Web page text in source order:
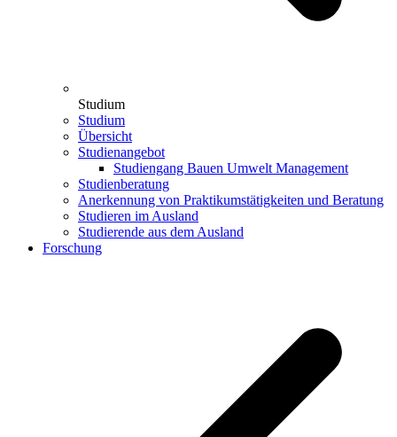
Studium
Studium
Übersicht
Studienangebot
Studiengang Bauen Umwelt Management
Studienberatung
Anerkennung von Praktikumstätigkeiten und Beratung
Studieren im Ausland
Studierende aus dem Ausland
Forschung